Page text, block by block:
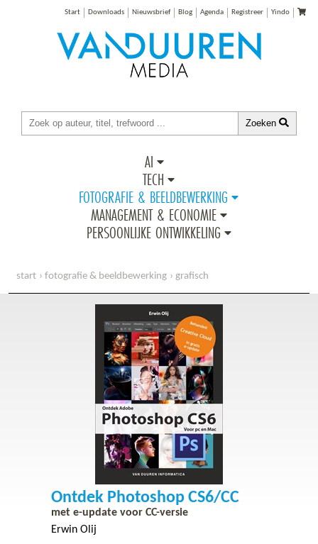
Start Downloads Nieuwsbrief Blog Agenda Registreer Yindo
Zoeken
AI
TECH
FOTOGRAFIE & BEELDBEWERKING
MANAGEMENT & ECONOMIE
PERSOONLIJKE ONTWIKKELING
start fotografie & beeldbewerking grafisch
Ontdek Photoshop CS6/CC
met e-update voor CC-versie
Erwin Olij